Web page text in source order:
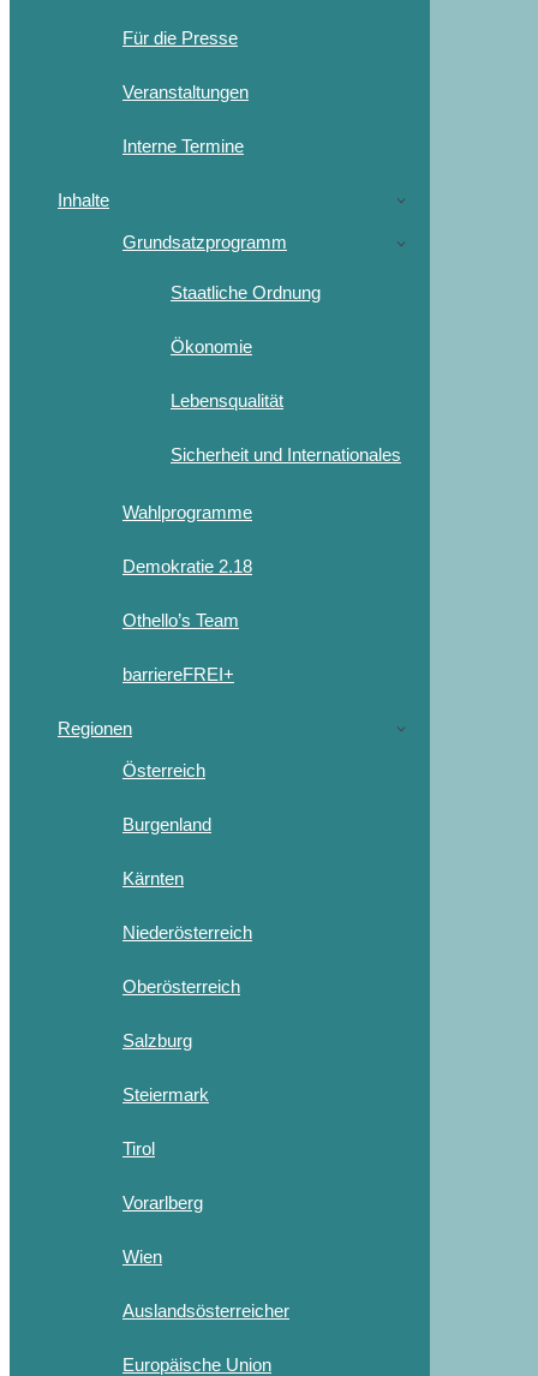
Für die Presse
Veranstaltungen
Interne Termine
Inhalte
Grundsatzprogramm
Staatliche Ordnung
Ökonomie
Lebensqualität
Sicherheit und Internationales
Wahlprogramme
Demokratie 2.18
Othello’s Team
barriereFREI+
Regionen
Österreich
Burgenland
Kärnten
Niederösterreich
Oberösterreich
Salzburg
Steiermark
Tirol
Vorarlberg
Wien
Auslandsösterreicher
Europäische Union